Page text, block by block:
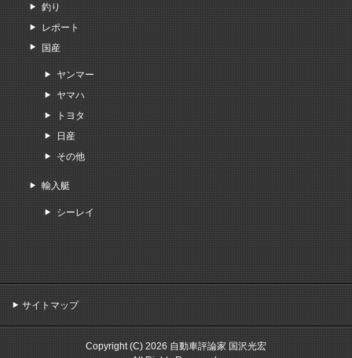
釣り
レポート
国産
ヤンマー
ヤマハ
トヨタ
日産
その他
輸入艇
シーレイ
サイトマップ
Copyright (C) 2026 自動車評論家 国沢光宏